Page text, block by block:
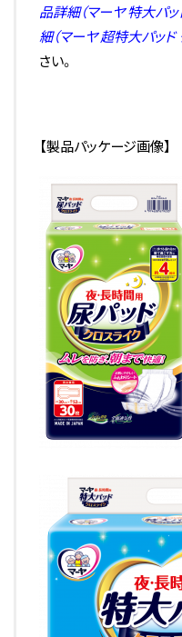
品詳細（マーヤ 特大パッ
細（マーヤ 超特大パッド
さい。
【製品パッケージ画像】